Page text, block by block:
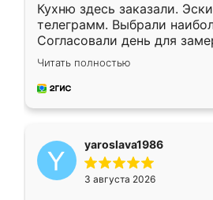
Кухню здесь заказали.
телеграмм. Выбрали
Согласовали день для
недели кухня была уже
довольны работой.
мебель за качественную
Читать полностью
yaroslava1986
3 августа 2026